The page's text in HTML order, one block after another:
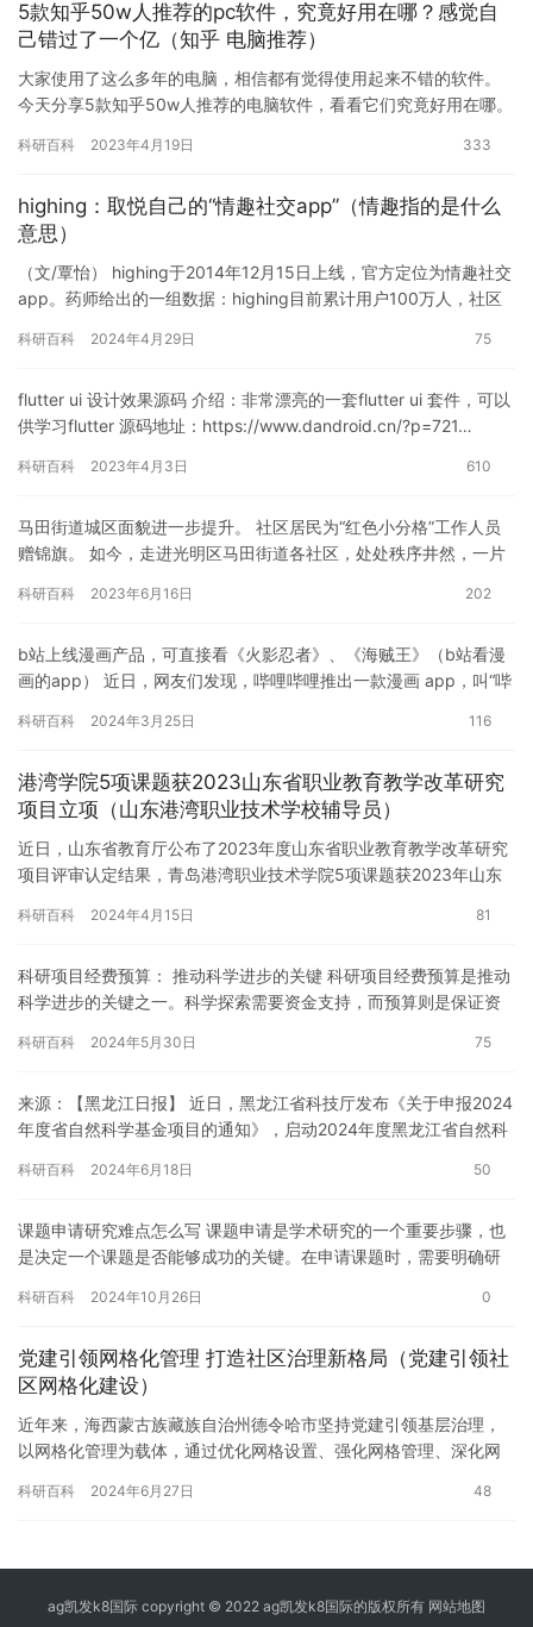
5款知乎50w人推荐的pc软件，究竟好用在哪？感觉自
己错过了一个亿（知乎 电脑推荐）
大家使用了这么多年的电脑，相信都有觉得使用起来不错的软件。
今天分享5款知乎50w人推荐的电脑软件，看看它们究竟好用在哪。
科研百科 2023年4月19日 333
highing：取悦自己的“情趣社交app”（情趣指的是什么
意思）
（文/覃怡） highing于2014年12月15日上线，官方定位为情趣社交
app。药师给出的一组数据：highing目前累计用户100万人，社区
科研百科 2024年4月29日 75
flutter ui 设计效果源码 介绍：非常漂亮的一套flutter ui 套件，可以
供学习flutter 源码地址：https://www.dandroid.cn/?p=721…
科研百科 2023年4月3日 610
马田街道城区面貌进一步提升。 社区居民为“红色小分格”工作人员
赠锦旗。 如今，走进光明区马田街道各社区，处处秩序井然，一片
科研百科 2023年6月16日 202
b站上线漫画产品，可直接看《火影忍者》、《海贼王》（b站看漫
画的app） 近日，网友们发现，哔哩哔哩推出一款漫画 app，叫“哔
科研百科 2024年3月25日 116
港湾学院5项课题获2023山东省职业教育教学改革研究
项目立项（山东港湾职业技术学校辅导员）
近日，山东省教育厅公布了2023年度山东省职业教育教学改革研究
项目评审认定结果，青岛港湾职业技术学院5项课题获2023年山东
科研百科 2024年4月15日 81
科研项目经费预算： 推动科学进步的关键 科研项目经费预算是推动
科学进步的关键之一。科学探索需要资金支持，而预算则是保证资
定…
科研百科 2024年5月30日 75
来源：【黑龙江日报】 近日，黑龙江省科技厅发布《关于申报2024
年度省自然科学基金项目的通知》，启动2024年度黑龙江省自然科
科研百科 2024年6月18日 50
课题申请研究难点怎么写 课题申请是学术研究的一个重要步骤，也
是决定一个课题是否能够成功的关键。在申请课题时，需要明确研
点…
科研百科 2024年10月26日 0
党建引领网格化管理 打造社区治理新格局（党建引领社
区网格化建设）
近年来，海西蒙古族藏族自治州德令哈市坚持党建引领基层治理，
以网格化管理为载体，通过优化网格设置、强化网格管理、深化网
将1…
科研百科 2024年6月27日 48
ag凯发k8国际 copyright © 2022 ag凯发k8国际的版权所有 网站地图